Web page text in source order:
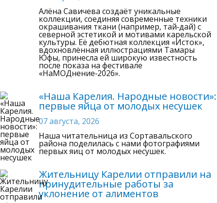
Алёна Савичева создаёт уникальные
коллекции, соединяя современные техники
окрашивания ткани (например, тай‑дай) с
северной эстетикой и мотивами карельской
культуры. Её дебютная коллекция «Исток»,
вдохновлённая иллюстрациями Тамары
Юфы, принесла ей широкую известность
после показа на фестивале
«НаМОДнение‑2026».
«Наша Карелия. Народные новости»:
первые яйца от молодых несушек
07 августа, 2026
Наша читательница из Сортавальского
района поделилась с нами фотографиями
первых яиц от молодых несушек.
Жительницу Карелии отправили на
принудительные работы за
уклонение от алиментов